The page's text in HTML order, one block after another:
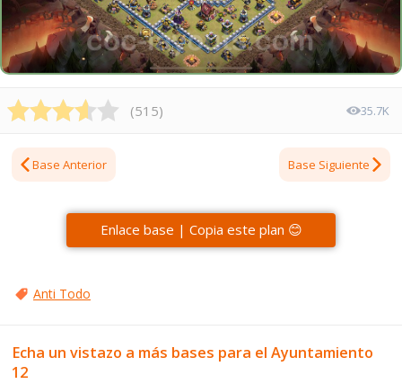
(515) 35.7K
Base Anterior Base Siguiente
Enlace base | Copia este plan 😊
Anti Todo
Echa un vistazo a más bases para el Ayuntamiento
12